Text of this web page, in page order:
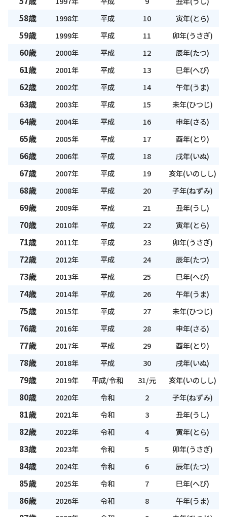
58歳 1998年 平成 10 寅年(とら)
59歳 1999年 平成 11 卯年(うさぎ)
60歳 2000年 平成 12 辰年(たつ)
61歳 2001年 平成 13 巳年(へび)
62歳 2002年 平成 14 午年(うま)
63歳 2003年 平成 15 未年(ひつじ)
64歳 2004年 平成 16 申年(さる)
65歳 2005年 平成 17 酉年(とり)
66歳 2006年 平成 18 戌年(いぬ)
67歳 2007年 平成 19 亥年(いのしし)
68歳 2008年 平成 20 子年(ねずみ)
69歳 2009年 平成 21 丑年(うし)
70歳 2010年 平成 22 寅年(とら)
71歳 2011年 平成 23 卯年(うさぎ)
72歳 2012年 平成 24 辰年(たつ)
73歳 2013年 平成 25 巳年(へび)
74歳 2014年 平成 26 午年(うま)
75歳 2015年 平成 27 未年(ひつじ)
76歳 2016年 平成 28 申年(さる)
77歳 2017年 平成 29 酉年(とり)
78歳 2018年 平成 30 戌年(いぬ)
79歳 2019年 平成/令和 31/元 亥年(いのしし)
80歳 2020年 令和 2 子年(ねずみ)
81歳 2021年 令和 3 丑年(うし)
82歳 2022年 令和 4 寅年(とら)
83歳 2023年 令和 5 卯年(うさぎ)
84歳 2024年 令和 6 辰年(たつ)
85歳 2025年 令和 7 巳年(へび)
86歳 2026年 令和 8 午年(うま)